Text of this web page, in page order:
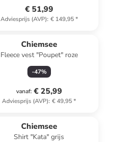
€ 51,99
Adviesprijs (AVP): € 149,95*
Chiemsee
Fleece vest "Poupet" roze
-47%
vanaf: € 25,99
Adviesprijs (AVP): € 49,95*
Chiemsee
Shirt "Kata" grijs